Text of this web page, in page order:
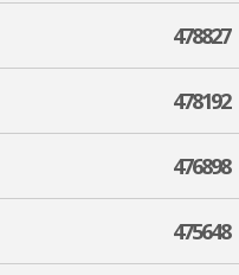
478827
478192
476898
475648